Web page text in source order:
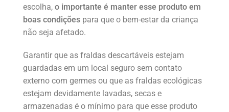
escolha, o importante é manter esse produto em
boas condições para que o bem-estar da criança
não seja afetado.
Garantir que as fraldas descartáveis estejam
guardadas em um local seguro sem contato
externo com germes ou que as fraldas ecológicas
estejam devidamente lavadas, secas e
armazenadas é o mínimo para que esse produto